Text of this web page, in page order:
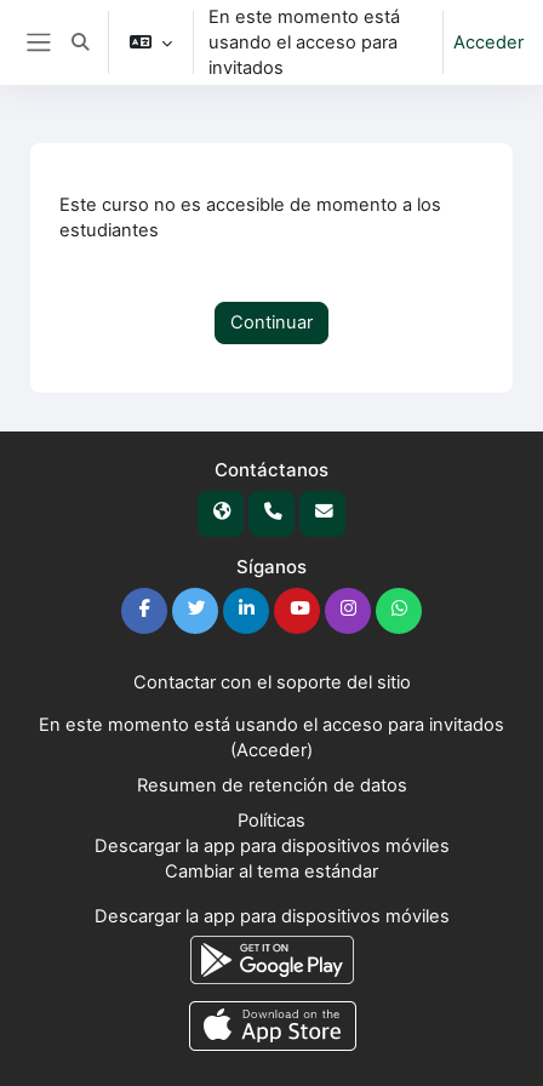
Salta al contenido principal
Selector de búsqueda de entrada
En este momento está
usando el acceso para
invitados
Acceder
Este curso no es accesible de momento a los
estudiantes
Continuar
Contáctanos
Síganos
Contactar con el soporte del sitio
En este momento está usando el acceso para invitados
(Acceder)
Resumen de retención de datos
Políticas
Descargar la app para dispositivos móviles
Cambiar al tema estándar
Descargar la app para dispositivos móviles